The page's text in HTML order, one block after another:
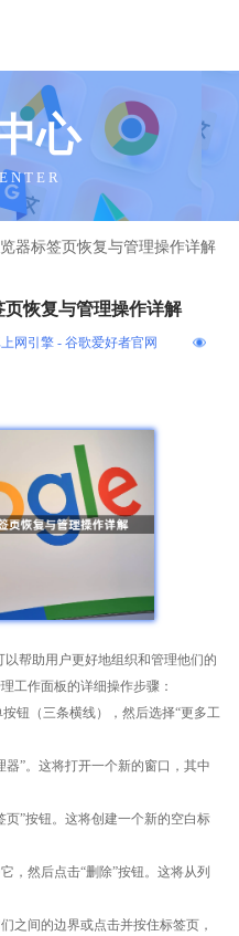
心
N T E R
器标签页恢复与管理操作详解
页恢复与管理操作详解
网引擎 - 谷歌爱好者官网
以帮助用户更好地组织和管理他们的
工作面板的详细操作步骤：
钮（三条横线），然后选择“更多工
”。这将打开一个新的窗口，其中
页”按钮。这将创建一个新的空白标
，然后点击“删除”按钮。这将从列
之间的边界或点击并按住标签页，